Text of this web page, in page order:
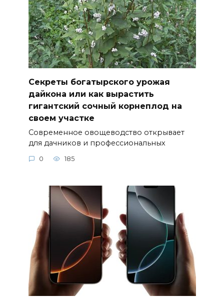
Секреты богатырского урожая
дайкона или как вырастить
гигантский сочный корнеплод на
своем участке
Современное овощеводство открывает
для дачников и профессиональных
0 185